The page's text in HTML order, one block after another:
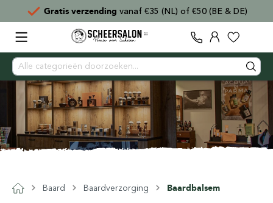
Gratis verzendingvanaf €35 (NL) of €50 (BE & DE)
Baard Baardverzorging Baardbalsem